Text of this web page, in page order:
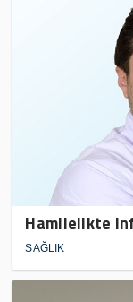
Hamilelikte
SAĞLIK